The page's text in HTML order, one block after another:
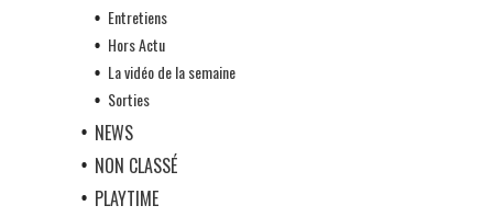
Entretiens
Hors Actu
La vidéo de la semaine
Sorties
NEWS
NON CLASSÉ
PLAYTIME